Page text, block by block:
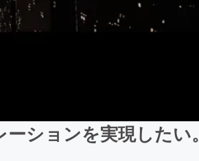
ションを実現したい。